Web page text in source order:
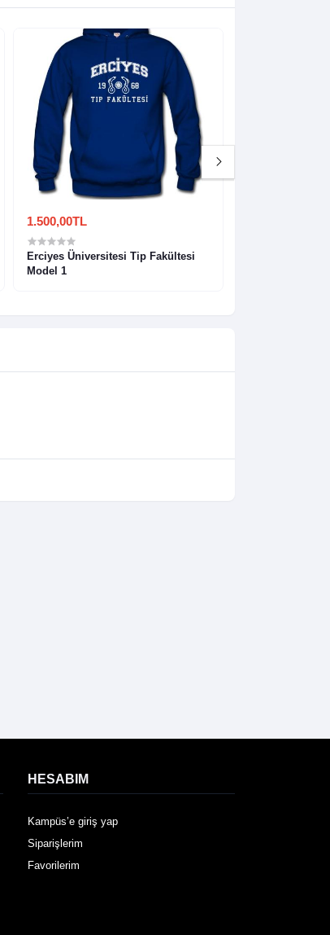
1.500,00TL
Erciyes Üniversitesi Tip Fakültesi
Model 1
HESABIM
Kampüs’e giriş yap
Siparişlerim
Favorilerim